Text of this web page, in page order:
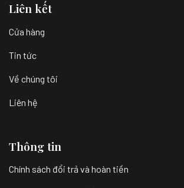
Liên kết
Cửa hàng
Tin tức
Về chúng tôi
Liên hệ
Thông tin
Chính sách đổi trả và hoàn tiền